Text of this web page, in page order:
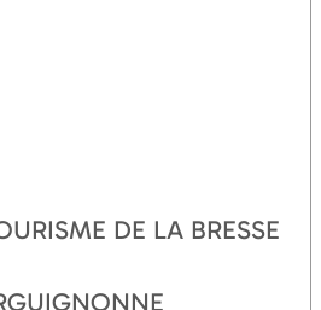
DE LA BRESSE